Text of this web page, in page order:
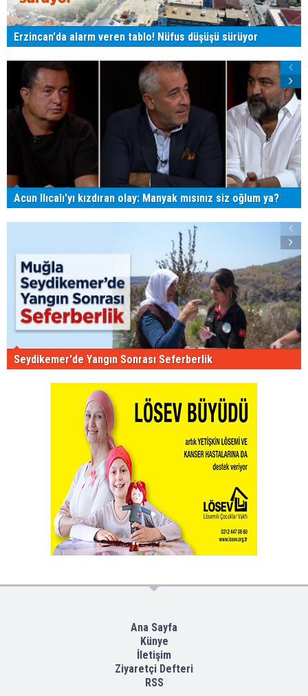
Erzincan'da alarm veren tablo! Nüfus düşüşü sürüyor
Acun Ilıcalı'yı kızdıran olay: Manyak mısınız siz oğlum ya?
Seydikemer'de Yangın Sonrası Seferberlik
Ana Sayfa
Künye
İletişim
Ziyaretçi Defteri
RSS